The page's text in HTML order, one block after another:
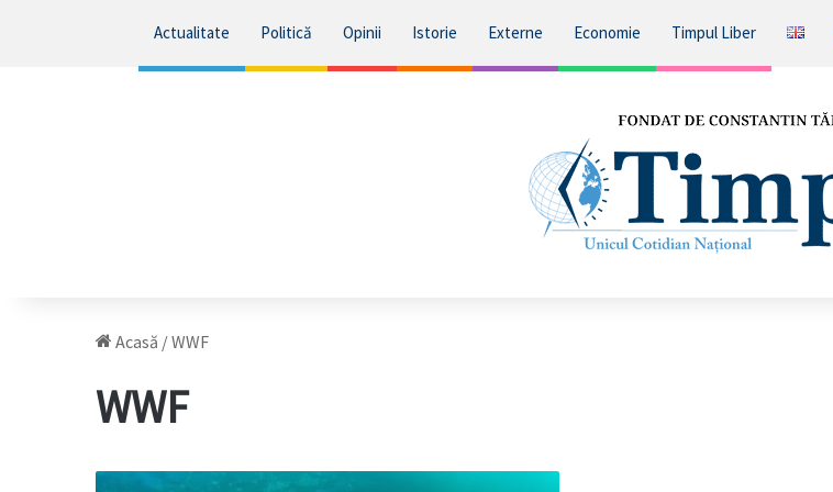
Actualitate Politică Opinii Istorie Externe Economie Timpul Liber
Acasă /WWF
WWF
Marea